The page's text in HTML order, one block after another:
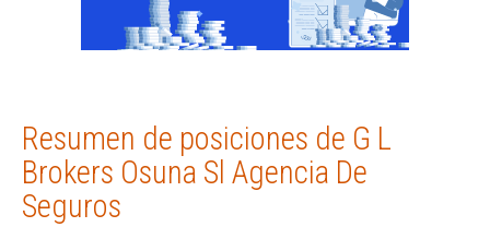
Resumen de posiciones de G L
Brokers Osuna Sl Agencia De
Seguros